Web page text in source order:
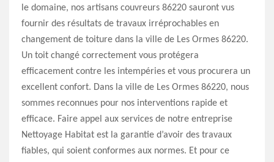
le domaine, nos artisans couvreurs 86220 sauront vus
fournir des résultats de travaux irréprochables en
changement de toiture dans la ville de Les Ormes 86220.
Un toit changé correctement vous protégera
efficacement contre les intempéries et vous procurera un
excellent confort. Dans la ville de Les Ormes 86220, nous
sommes reconnues pour nos interventions rapide et
efficace. Faire appel aux services de notre entreprise
Nettoyage Habitat est la garantie d’avoir des travaux
fiables, qui soient conformes aux normes. Et pour ce